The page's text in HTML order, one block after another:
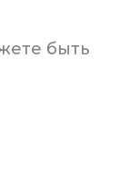
быть